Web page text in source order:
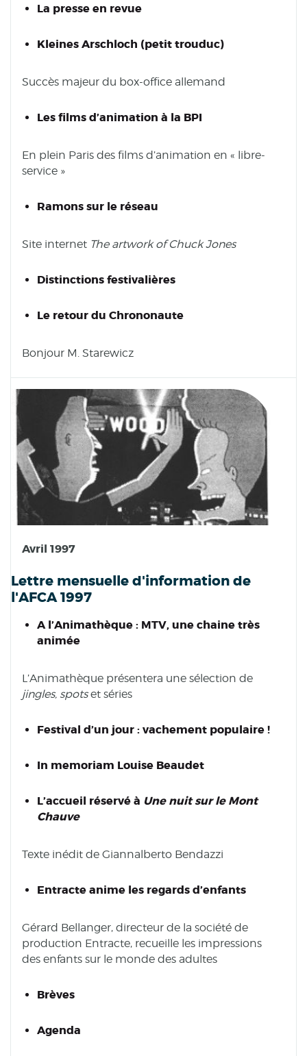
La presse en revue
Kleines Arschloch (petit trouduc)
Succès majeur du box-office allemand
Les films d’animation à la BPI
En plein Paris des films d’animation en « libre-
service »
Ramons sur le réseau
Site internet The artwork of Chuck Jones
Distinctions festivalières
Le retour du Chrononaute
Bonjour M. Starewicz
Avril 1997
Lettre mensuelle d'information de
l'AFCA 1997
A l’Animathèque : MTV, une chaine très
animée
L’Animathèque présentera une sélection de
jingles, spotset séries
Festival d’un jour : vachement populaire !
In memoriam Louise Beaudet
L’accueil réservé à Une nuit sur le Mont
Chauve
Texte inédit de Giannalberto Bendazzi
Entracte anime les regards d’enfants
Gérard Bellanger, directeur de la société de
production Entracte, recueille les impressions
des enfants sur le monde des adultes
Brèves
Agenda